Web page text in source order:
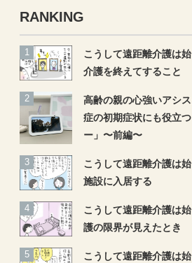
索
RANKING
こうして遠距離介護は
介護を終えてすること
高齢の親の心強いアシ
症の初期症状にも役立
ー」〜前編〜
こうして遠距離介護は
施設に入居する
こうして遠距離介護は
護の限界が見えたとき
こうして遠距離介護は